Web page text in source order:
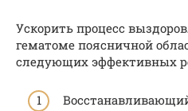
Ускорить процесс
гематоме поясничной
следующих эффективных